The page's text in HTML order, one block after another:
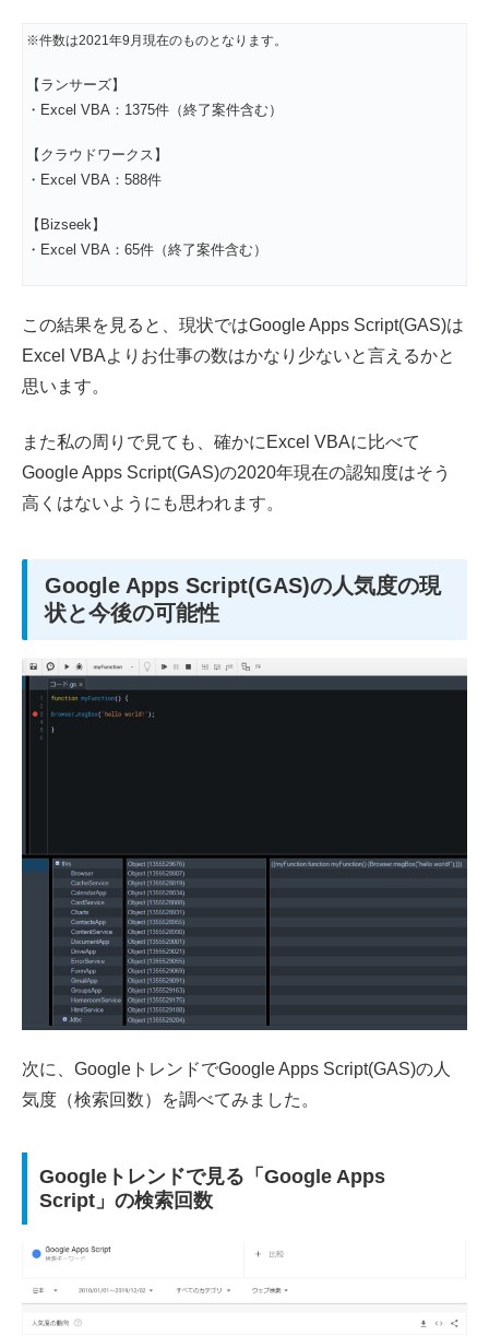
※件数は2021年9月現在のものとなります。
【ランサーズ】
・Excel VBA：1375件（終了案件含む）
【クラウドワークス】
・Excel VBA：588件
【Bizseek】
・Excel VBA：65件（終了案件含む）
この結果を見ると、現状ではGoogle Apps Script(GAS)は
Excel VBAよりお仕事の数はかなり少ないと言えるかと
思います。
また私の周りで見ても、確かにExcel VBAに比べて
Google Apps Script(GAS)の2020年現在の認知度はそう
高くはないようにも思われます。
Google Apps Script(GAS)の人気度の現
状と今後の可能性
次に、GoogleトレンドでGoogle Apps Script(GAS)の人
気度（検索回数）を調べてみました。
Googleトレンドで見る「Google Apps
Script」の検索回数